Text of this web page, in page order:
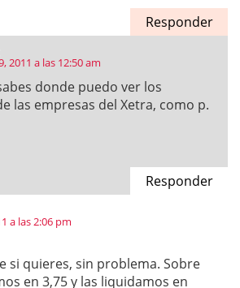
Responder
2011 a las 12:50 am
donde puedo ver los
las empresas del Xetra, como p.
Responder
a las 2:06 pm
si quieres, sin problema. Sobre
en 3,75 y las liquidamos en